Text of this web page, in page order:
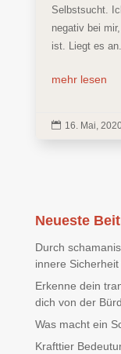
Selbstsucht.
negativ bei
ist. Liegt es
mehr lesen
 16. Mai,
Neueste
Durch
innere Sicherheit
Erkenne dein
dich von der
Was macht ein
Krafttier